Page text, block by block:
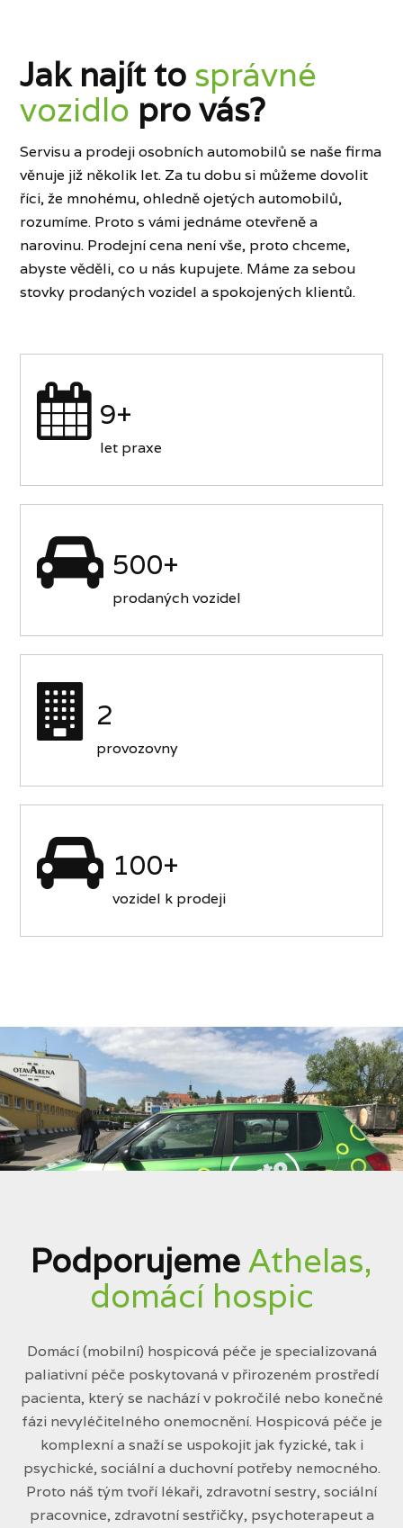
Jak najít to správné
vozidlo pro vás?
Servisu a prodeji osobních automobilů se naše firma
věnuje již několik let. Za tu dobu si můžeme dovolit
říci, že mnohému, ohledně ojetých automobilů,
rozumíme. Proto s vámi jednáme otevřeně a
narovinu. Prodejní cena není vše, proto chceme,
abyste věděli, co u nás kupujete. Máme za sebou
stovky prodaných vozidel a spokojených klientů.
9+
let praxe
500+
prodaných vozidel
2
provozovny
100+
vozidel k prodeji
PodporujemeAthelas,
domácí hospic
Domácí (mobilní) hospicová péče je specializovaná
paliativní péče poskytovaná v přirozeném prostředí
pacienta, který se nachází v pokročilé nebo konečné
fázi nevyléčitelného onemocnění. Hospicová péče je
komplexní a snaží se uspokojit jak fyzické, tak i
psychické, sociální a duchovní potřeby nemocného.
Proto náš tým tvoří lékaři, zdravotní sestry, sociální
pracovnice, zdravotní sestřičky, psychoterapeut a